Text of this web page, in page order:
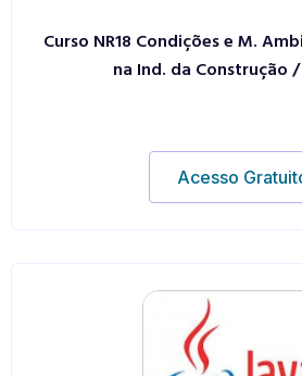
Curso NR18 Condições e M.
na Ind. da Construção
Acesso